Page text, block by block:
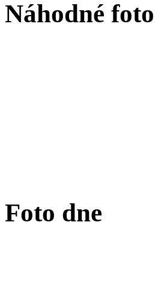
Náhodné foto
Foto dne